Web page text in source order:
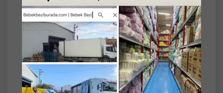
tasarımıyla her gün güvenilir sızıntı koruması
Beden Seçimi (Önemli)
- Beden seçimi kilo ile değil, bel ve kalça
ölçüsüne göre yapılmalıdır.
- Doğru beden seçimi, ürünün emicilik
performansını ve kullanım konforunu
doğrudan etkiler.